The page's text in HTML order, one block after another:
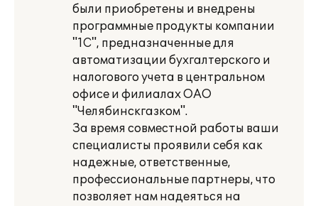
были приобретены и внедрены
программные продукты компании
"1С", предназначенные для
автоматизации бухгалтерского и
налогового учета в центральном
офисе и филиалах ОАО
"Челябинскгазком".
За время совместной работы ваши
специалисты проявили себя как
надежные, ответственные,
профессиональные партнеры, что
позволяет нам надеяться на